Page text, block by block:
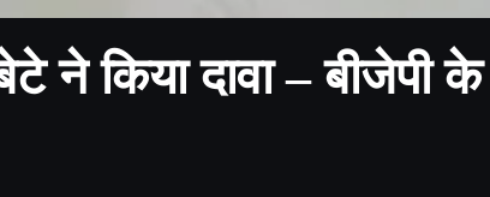
ने किया दावा – बीजेपी